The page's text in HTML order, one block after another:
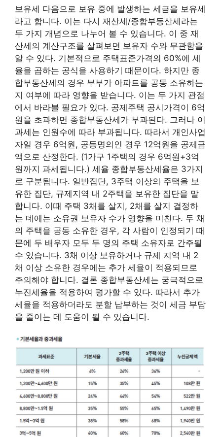
보유세 다음으로 보유 중에 발생하는 세금을 보유세
라고 합니다. 이는 다시 재산세/종합부동산세라는
두 가지 개념으로 나누어 볼 수 있습니다. 이 중 재
산세의 계산구조를 살펴보면 보유자 수와 무관함을
알 수 있다. 기본적으로 주택표준가격의 60%에 세
율을 곱하는 공식을 사용하기 때문이다. 하지만 종
합부동산세의 경우 부부가 아파트를 공동 소유하는
지 여부에 따라 영향을 받습니다. 이는 두 가지 관점
에서 바라볼 필요가 있다. 공제주택 공시가격이 6억
원을 초과하면 종합부동산세가 부과된다. 그러나 이
과세는 인원수에 따라 부과됩니다. 따라서 개인사업
자일 경우 6억원, 공동명의인 경우 12억원을 공제금
액으로 산정한다. (1가구 1주택의 경우 6억원+3억
원까지 과세됩니다.) 세율 종합부동산세율은 3가지
로 구분됩니다. 일반집단, 3주택 이상의 주택을 보
유한 집단, 규제지역 내 2주택을 보유한 집단을 말
합니다. 이때 주택 3채를 살지, 2채를 살지 결정하
는 데에는 소유권 보유자 수가 영향을 미친다. 두 채
의 주택을 공동 소유한 경우, 각 사람이 인정되기 때
문에 두 배우자 모두 두 명의 주택 소유자로 간주될
수 있습니다. 3채 이상 보유하거나 규제 지역 내 2
채 이상 소유한 경우에는 추가 세율이 적용되므로
주의해야 합니다. 결론 종합부동산세는 궁극적으로
누진세율을 적용하여 평가할 수 있다. 따라서 추가
세율을 적용하더라도 분할 납부하는 것이 세금 부담
을 줄이는 데 도움이 될 수 있습니다.